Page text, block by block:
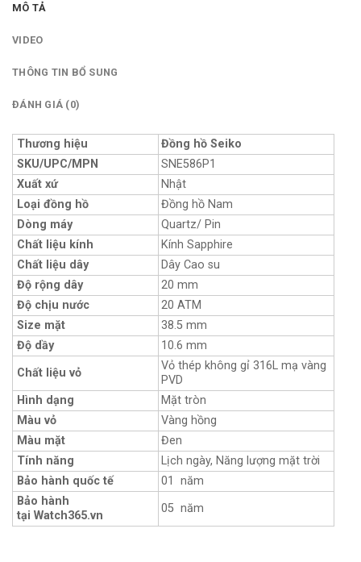
MÔ TẢ
VIDEO
THÔNG TIN BỔ SUNG
ĐÁNH GIÁ (0)
Thương hiệu
Đồng hồ Seiko
SKU/UPC/MPN
SNE586P1
Xuất xứ
Nhật
Loại đồng hồ
Đồng hồ Nam
Dòng máy
Quartz/ Pin
Chất liệu kính
Kính Sapphire
Chất liệu dây
Dây Cao su
Độ rộng dây
20 mm
Độ chịu nước
20 ATM
Size mặt
38.5 mm
Độ dầy
10.6 mm
Chất liệu vỏ
Vỏ thép không gỉ 316L mạ vàng
PVD
Hình dạng
Mặt tròn
Màu vỏ
Vàng hồng
Màu mặt
Đen
Tính năng
Lịch ngày, Năng lượng mặt trời
Bảo hành quốc tế
01 năm
Bảo hành
tại Watch365.vn
05 năm